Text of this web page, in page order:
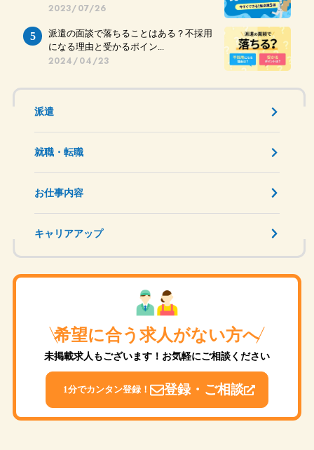
2023/07/26
派遣の面談で落ちることはある？不採用
になる理由と受かるポイン...
2024/04/23
派遣
就職・転職
お仕事内容
キャリアアップ
希望に合う求人がない方へ
未掲載求人もございます！お気軽にご相談ください
1分でカンタン登録！ 登録・ご相談